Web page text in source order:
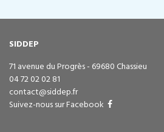
SIDDEP
71 avenue du Progrès - 69680 Chassieu
04 72 02 02 81
contact@siddep.fr
Suivez-nous sur Facebook